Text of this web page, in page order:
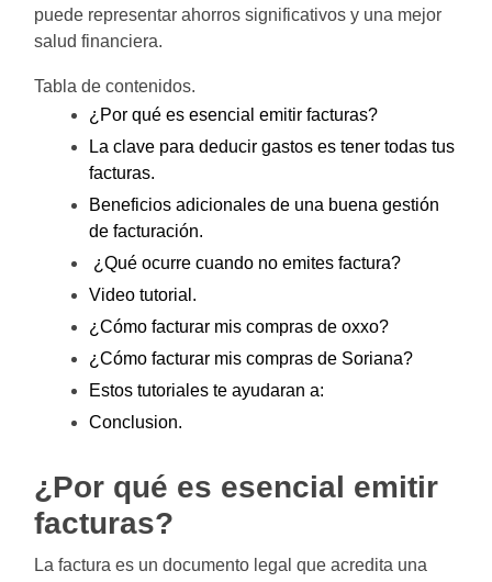
puede representar ahorros significativos y una mejor
salud financiera.
Tabla de contenidos.
¿Por qué es esencial emitir facturas?
La clave para deducir gastos es tener todas tus
facturas.
Beneficios adicionales de una buena gestión
de facturación.
¿Qué ocurre cuando no emites factura?
Video tutorial.
¿Cómo facturar mis compras de oxxo?
¿Cómo facturar mis compras de Soriana?
Estos tutoriales te ayudaran a:
Conclusion.
¿Por qué es esencial emitir
facturas?
La factura es un documento legal que acredita una